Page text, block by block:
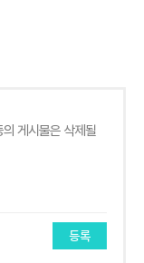
등록